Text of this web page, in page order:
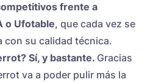
frente a
o Ufotable, que cada vez se
con su calidad técnica.
Sí, y bastante. Gracias
va a poder pulir más la